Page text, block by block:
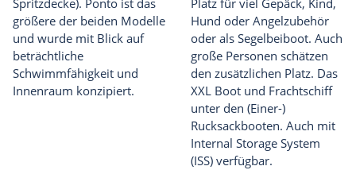
Spritzdecke). Ponto ist das
größere der beiden Modelle
und wurde mit Blick auf
beträchtliche
Schwimmfähigkeit und
Innenraum konzipiert.
Platz für viel Gepäck, Kind,
Hund oder Angelzubehör
oder als Segelbeiboot. Auch
große Personen schätzen
den zusätzlichen Platz. Das
XXL Boot und Frachtschiff
unter den (Einer-)
Rucksackbooten. Auch mit
Internal Storage System
(ISS) verfügbar.